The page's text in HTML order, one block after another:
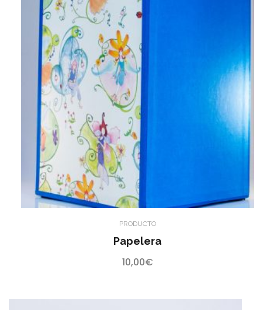
PRODUCTO
Papelera
10,00€